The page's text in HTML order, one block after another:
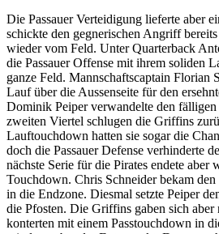
Die Passauer Verteidigung lieferte aber
schickte den gegnerischen Angriff
wieder vom Feld. Unter Quarterback
die Passauer Offense mit ihrem soliden
ganze Feld. Mannschaftscaptain Florian
Lauf über die Aussenseite für den
Dominik Peiper verwandelte den
zweiten Viertel schlugen die Griffins
Lauftouchdown hatten sie sogar die
doch die Passauer Defense verhinderte
nächste Serie für die Pirates endete aber
Touchdown. Chris Schneider bekam
in die Endzone. Diesmal setzte Peiper
die Pfosten. Die Griffins gaben sich aber
konterten mit einem Passtouchdown in